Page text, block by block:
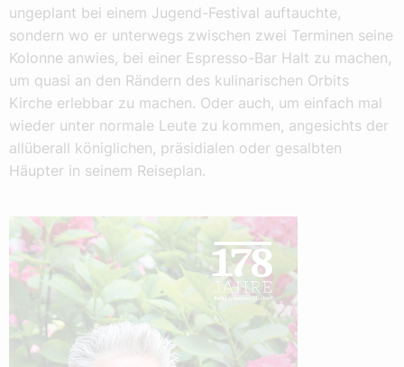
ungeplant bei einem Jugend-Festival auftauchte,
sondern wo er unterwegs zwischen zwei Terminen seine
Kolonne anwies, bei einer Espresso-Bar Halt zu machen,
um quasi an den Rändern des kulinarischen Orbits
Kirche erlebbar zu machen. Oder auch, um einfach mal
wieder unter normale Leute zu kommen, angesichts der
allüberall königlichen, präsidialen oder gesalbten
Häupter in seinem Reiseplan.